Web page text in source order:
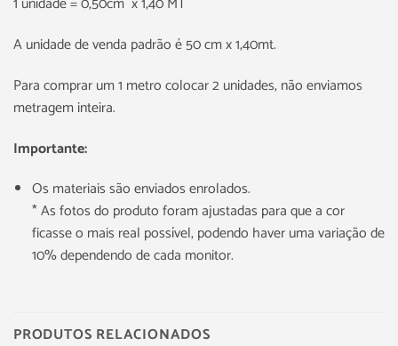
A unidade de venda padrão é 50 cm x 1,40mt.
Para comprar um 1 metro colocar 2 unidades, não enviamos
metragem inteira.
Importante:
Os materiais são enviados enrolados.
* As fotos do produto foram ajustadas para que a cor
ficasse o mais real possível, podendo haver uma variação de
10% dependendo de cada monitor.
PRODUTOS RELACIONADOS